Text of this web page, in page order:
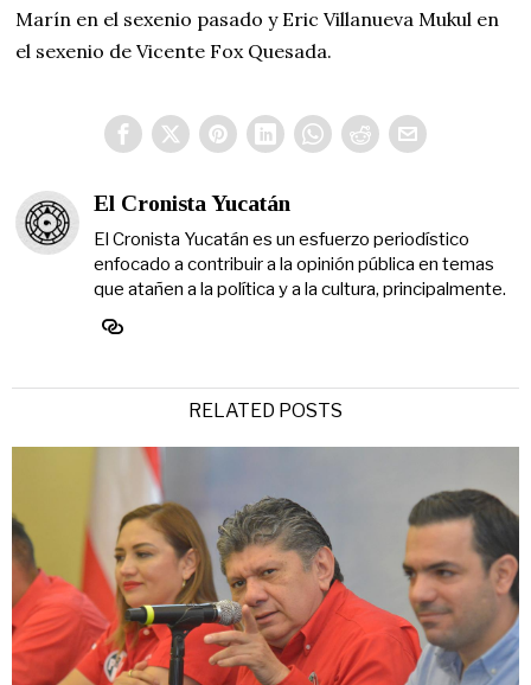
Marín en el sexenio pasado y Eric Villanueva Mukul en
el sexenio de Vicente Fox Quesada.
El Cronista Yucatán
El Cronista Yucatán es un esfuerzo periodístico
enfocado a contribuir a la opinión pública en temas
que atañen a la política y a la cultura, principalmente.
RELATED POSTS